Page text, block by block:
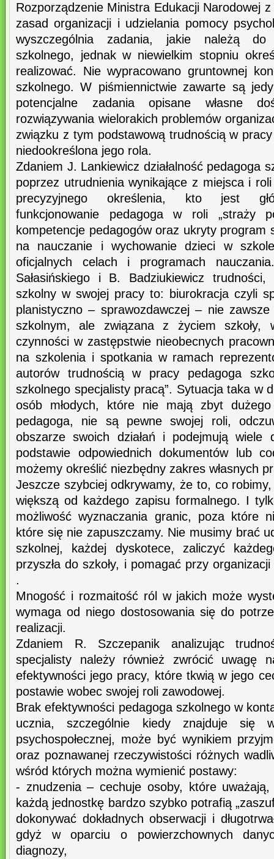
Rozporządzenie Ministra Edukacji Narodowej
zasad organizacji i udzielania pomocy
wyszczególnia zadania, jakie należą do
szkolnego, jednak w niewielkim stopniu
realizować. Nie wypracowano gruntownej
szkolnego. W piśmiennictwie zawarte są
potencjalne zadania opisane własne
rozwiązywania wielorakich problemów
związku z tym podstawową trudnością w
niedookreślona jego rola.
Zdaniem J. Lankiewicz działalność pedagoga
poprzez utrudnienia wynikające z miejsca i
precyzyjnego określenia, kto jest
funkcjonowanie pedagoga w roli „straży
kompetencje pedagogów oraz ukryty program
na nauczanie i wychowanie dzieci w
oficjalnych celach i programach
Sałasińskiego i B. Badziukiewicz
szkolny w swojej pracy to: biurokracja czyli
planistyczno – sprawozdawczej – nie
szkolnym, ale związana z życiem szkoły,
czynności w zastępstwie nieobecnych
na szkolenia i spotkania w ramach
autorów trudnością w pracy pedagoga
szkolnego specjalisty pracą”. Sytuacja taka w
osób młodych, które nie mają zbyt
pedagoga, nie są pewne swojej roli,
obszarze swoich działań i podejmują wiele
podstawie odpowiednich dokumentów lub
możemy określić niezbędny zakres własnych
Jeszcze szybciej odkrywamy, że to, co
większą od każdego zapisu formalnego. I
możliwość wyznaczania granic, poza które
które się nie zapuszczamy. Nie musimy brać
szkolnej, każdej dyskotece, zaliczyć
przyszła do szkoły, i pomagać przy
.
Mnogość i rozmaitość ról w jakich może
wymaga od niego dostosowania się do
realizacji.
Zdaniem R. Szczepanik analizując
specjalisty należy również zwrócić uwagę
efektywności jego pracy, które tkwią w jego
postawie wobec swojej roli zawodowej.
Brak efektywności pedagoga szkolnego w
ucznia, szczególnie kiedy znajduje się
psychospołecznej, może być wynikiem
oraz poznawanej rzeczywistości różnych
wśród których można wymienić postawy:
- znudzenia – cechuje osoby, które
każdą jednostkę bardzo szybko potrafią
dokonywać dokładnych obserwacji i
gdyż w oparciu o powierzchownych
diagnozy,